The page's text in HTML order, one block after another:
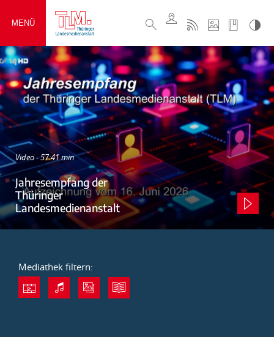
MENÜ
Video - 57:41 min
Jahresempfang der
Thüringer
Landesmedienanstalt
Mediathek filtern: